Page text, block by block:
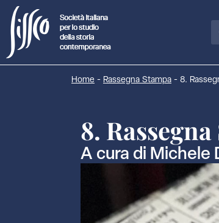
Home - Rassegna Stampa - 8.
8.
A cura di Michele